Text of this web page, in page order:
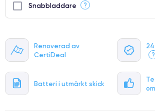
Renoverad av
CertiDeal
?
Batteri i utmärkt skick
Snabbladdare ?